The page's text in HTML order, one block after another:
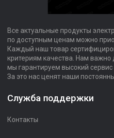
Все актуальные продукты
по доступным ценам можно
Каждый наш товар
критериям качества. Нам важно
мы гарантируем высокий
За это нас ценят наши
Служба поддержки
Контакты